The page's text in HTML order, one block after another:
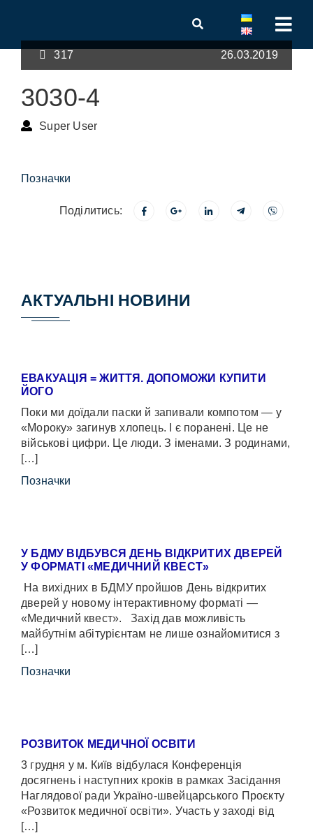
317 26.03.2019
3030-4
Super User
Позначки
Поділитись:
АКТУАЛЬНІ НОВИНИ
ЕВАКУАЦІЯ = ЖИТТЯ. ДОПОМОЖИ КУПИТИ
ЙОГО
Поки ми доїдали паски й запивали компотом — у
«Мороку» загинув хлопець. І є поранені. Це не
військові цифри. Це люди. З іменами. З родинами,
[…]
Позначки
У БДМУ ВІДБУВСЯ ДЕНЬ ВІДКРИТИХ ДВЕРЕЙ
У ФОРМАТІ «МЕДИЧНИЙ КВЕСТ»
На вихідних в БДМУ пройшов День відкритих
дверей у новому інтерактивному форматі —
«Медичний квест». Захід дав можливість
майбутнім абітурієнтам не лише ознайомитися з
[…]
Позначки
РОЗВИТОК МЕДИЧНОЇ ОСВІТИ
3 грудня у м. Київ відбулася Конференція
досягнень і наступних кроків в рамках Засідання
Наглядової ради Україно-швейцарського Проєкту
«Розвиток медичної освіти». Участь у заході від
[…]